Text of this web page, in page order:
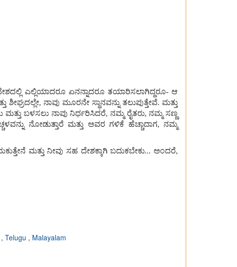
ಎಲ್ಲಿಯಾದರೂ ಏನನ್ನಾದರೂ ತಯಾರಿಸಲಾಗಿದ್ದರೂ- ಆ
ನಾವು ಮೂರನೇ ಸ್ಥಾನವನ್ನು ತಲುಪುತ್ತೇವೆ. ಮತ್ತು
ಬಳಸಲು ನಾವು ನಿರ್ಧರಿಸಿದರೆ, ನಮ್ಮ ರೈತರು, ನಮ್ಮ ಸಣ್ಣ
ನೋಡುತ್ತಾರೆ ಮತ್ತು ಅವರ ಗಳಿಕೆ ಹೆಚ್ಚಾದಾಗ, ನಮ್ಮ
ಮತ್ತು ನೀವು ಸಹ ದೇಶಕ್ಕಾಗಿ ಬದುಕಬೇಕು... ಅಂದರೆ,
, Telugu , Malayalam